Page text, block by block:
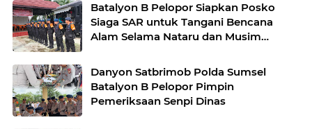
Batalyon B Pelopor Siapkan Posko
Siaga SAR untuk Tangani Bencana
Alam Selama Nataru dan Musim
Danyon Satbrimob Polda Sumsel
Batalyon B Pelopor Pimpin
Pemeriksaan Senpi Dinas